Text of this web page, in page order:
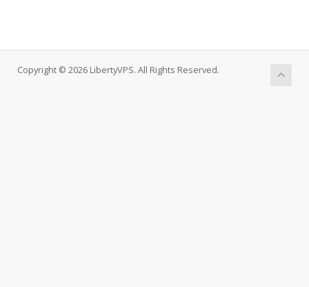
Copyright © 2026 LibertyVPS. All Rights Reserved.